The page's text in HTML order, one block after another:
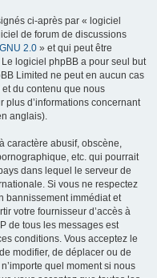
ci-après par « logiciel
de forum de discussions
2.0 » et qui peut être
logiciel phpBB a pour seul but
Limited ne peut en aucun cas
du contenu que nous
plus d’informations concernant
anglais).
caractère abusif, obscène,
etc. qui pourrait
dans lequel le serveur de
Si vous ne respectez
bannissement immédiat et
votre fournisseur d’accès à
de tous les messages est
conditions. Vous acceptez le
modifier, de déplacer ou de
quel moment si nous